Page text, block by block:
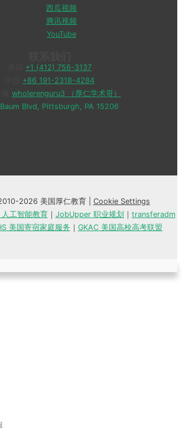
西瓜视频
腾讯视频
YouTube
+1 (412) 756-3137
+86 191-2318-4284
wholerenguru3 （厚仁学术哥）
Blvd, Pittsburgh, PA 15206
2026 美国厚仁教育 | Cookie Settings
人工智能教育｜ JobUpper 职业规划 ｜ transferadm
美国寄宿家庭服务 ｜ GKAC 美国高校高考联盟